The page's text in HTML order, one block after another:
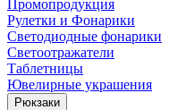
Промопродукция
Рулетки и Фонарики
Светодиодные фонарики
Светоотражатели
Таблетницы
Ювелирные украшения
Рюкзаки